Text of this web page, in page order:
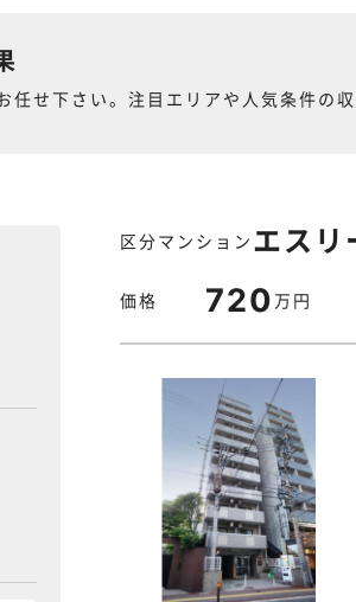
任せ下さい。注目エリアや人気条件の
区分マンション エスリ
価格 720 万円